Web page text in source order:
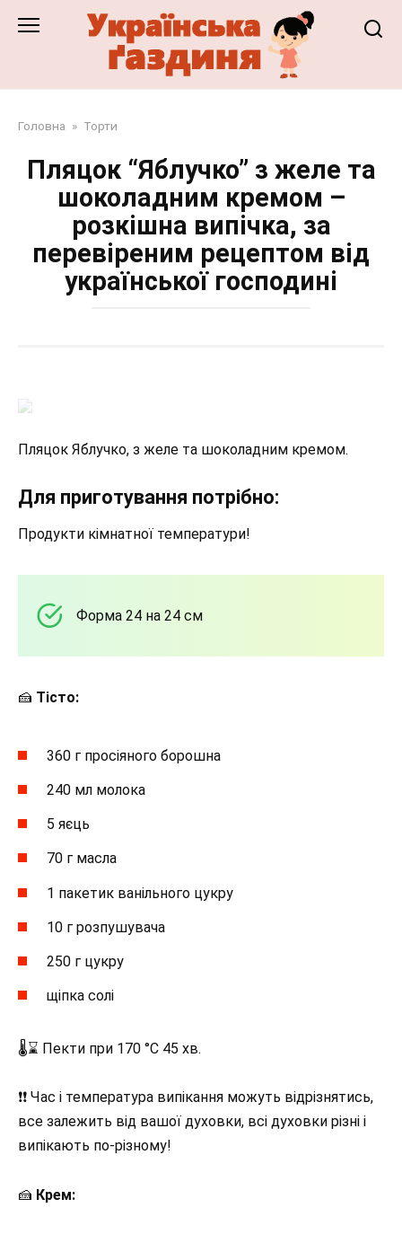
Головна » Торти
Пляцок “Яблучко” з желе та
шоколадним кремом –
розкішна випічка, за
перевіреним рецептом від
української господині
Пляцок Яблучко, з желе та шоколадним кремом.
Для приготування потрібно:
Продукти кімнатної температури!
Форма 24 на 24 см
🍰 Тісто:
360 г просіяного борошна
240 мл молока
5 яєць
70 г масла
1 пакетик ванільного цукру
10 г розпушувача
250 г цукру
щіпка солі
🌡⌛ Пекти при 170 °C 45 хв.
❗❗ Час і температура випікання можуть відрізнятись,
все залежить від вашої духовки, всі духовки різні і
випікають по-різному!
🍰 Крем: